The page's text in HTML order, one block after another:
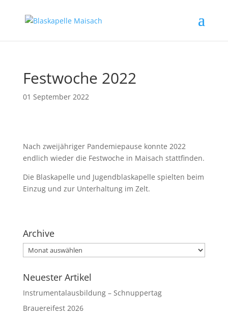
Festwoche 2022
01 September 2022
Nach zweijähriger Pandemiepause konnte 2022
endlich wieder die Festwoche in Maisach stattfinden.
Die Blaskapelle und Jugendblaskapelle spielten beim
Einzug und zur Unterhaltung im Zelt.
Archive
Archive
Neuester Artikel
Instrumentalausbildung – Schnuppertag
Brauereifest 2026